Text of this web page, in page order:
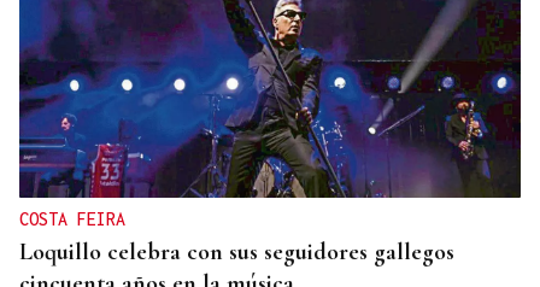
EXPOSICIÓN FOTOGRÁFICA
Do lápiz á cámara, Ourense cen anos despois
COSTA FEIRA
Loquillo celebra con sus seguidores gallegos